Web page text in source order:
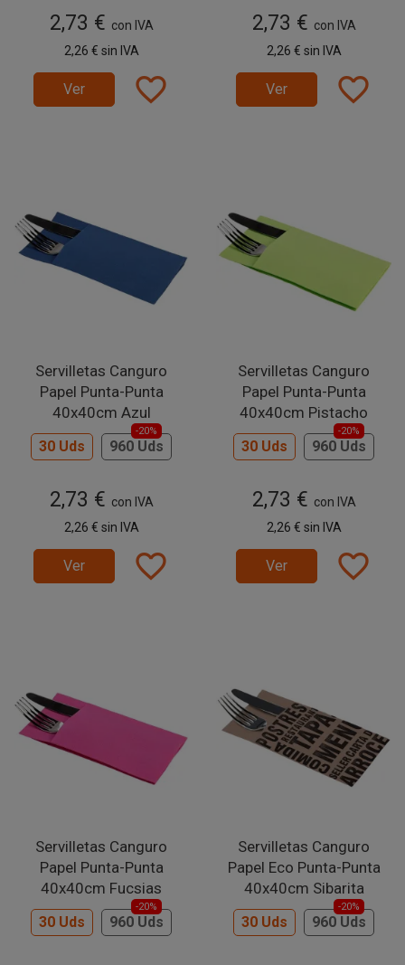
2,73 € con IVA
2,26 € sin IVA
Ver favorite_border
2,73 € con IVA
2,26 € sin IVA
Ver favorite_border
Servilletas Canguro
Papel Punta-Punta
40x40cm Azul
30 Uds 960 Uds
-20%
2,73 € con IVA
2,26 € sin IVA
Ver favorite_border
Servilletas Canguro
Papel Punta-Punta
40x40cm Pistacho
30 Uds 960 Uds
-20%
2,73 € con IVA
2,26 € sin IVA
Ver favorite_border
Servilletas Canguro
Papel Punta-Punta
40x40cm Fucsias
30 Uds 960 Uds
-20%
Servilletas Canguro
Papel Eco Punta-Punta
40x40cm Sibarita
30 Uds 960 Uds
-20%